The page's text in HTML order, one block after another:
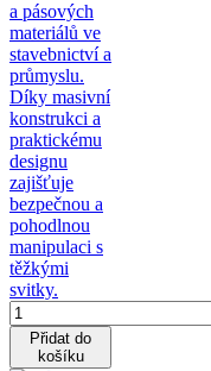
a pásových
materiálů ve
stavebnictví a
průmyslu.
Díky masivní
konstrukci a
praktickému
designu
zajišťuje
bezpečnou a
pohodlnou
manipulaci s
těžkými
svitky.
Přidat do
košíku